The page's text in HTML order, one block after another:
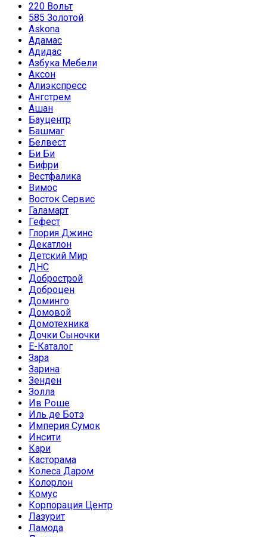
220 Вольт
585 Золотой
Askona
Адамас
Адидас
Азбука Мебели
Аксон
Алиэкспресс
Ангстрем
Ашан
Бауцентр
Башмаг
Белвест
Би Би
Бифри
Вестфалика
Вимос
Восток Сервис
Галамарт
Гефест
Глория Джинс
Декатлон
Детский Мир
ДНС
Добрострой
Доброцен
Доминго
Домовой
Домотехника
Дочки Сыночки
Е-Каталог
Зара
Зарина
Зенден
Золла
Ив Роше
Иль де Ботэ
Империя Сумок
Инсити
Кари
Касторама
Колеса Даром
Колорлон
Комус
Корпорация Центр
Лазурит
Ламода